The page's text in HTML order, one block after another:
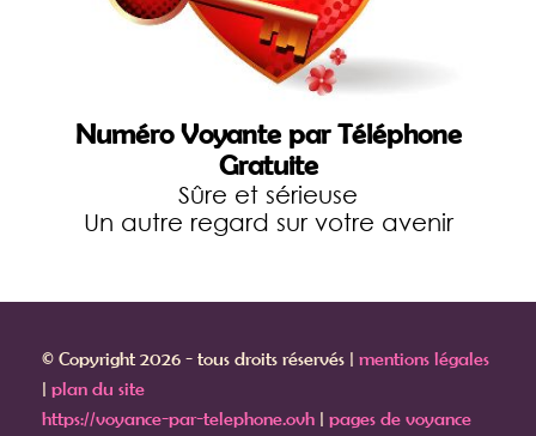
Numéro Voyante par Téléphone
Gratuite
Sûre et sérieuse
Un autre regard sur votre avenir
© Copyright 2026 - tous droits réservés | mentions légales
| plan du site
https://voyance-par-telephone.ovh | pages de voyance